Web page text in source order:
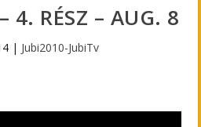
4. RÉSZ – AUG. 8
| Jubi2010-JubiTv